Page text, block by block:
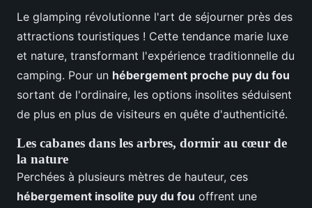
Le glamping révolutionne l'art de séjourner près des
attractions touristiques ! Cette tendance marie luxe
et nature, transformant l'expérience traditionnelle du
camping. Pour un hébergement proche puy du fou
sortant de l'ordinaire, les options insolites séduisent
de plus en plus de visiteurs en quête d'authenticité.
Les cabanes dans les arbres, dormir au cœur de
la nature
Perchées à plusieurs mètres de hauteur, ces
hébergement insolite puy du fou offrent une